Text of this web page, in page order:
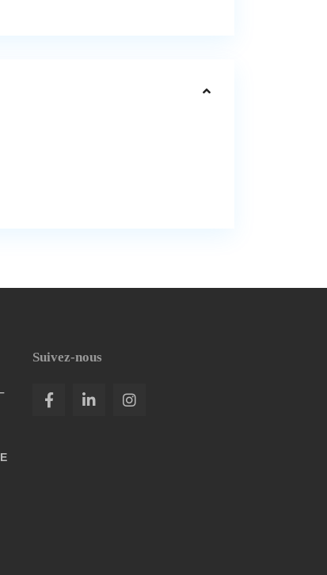
Suivez-nous